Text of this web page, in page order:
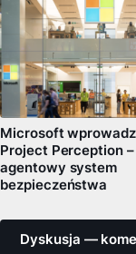
Microsoft
Project Perception
agentowy system
bezpieczeństwa
Dyskusja —